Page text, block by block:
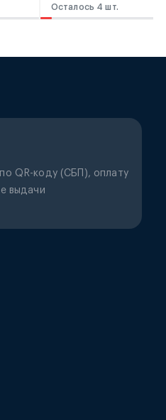
Осталось 4 шт.
QR-коду (CБП), оплату
выдачи